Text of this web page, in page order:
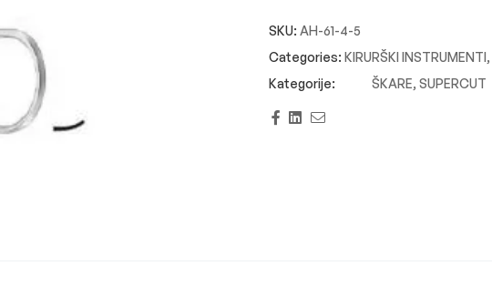
SKU: AH-61-4-5
Categories: KIRURŠKI INSTRUMENTI,
ŠKARE, SUPERCUT
Facebook
Linkedin